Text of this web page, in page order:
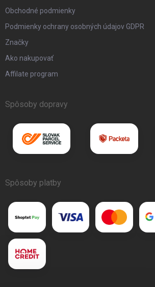
Obchodné podmienky
Podmienky ochrany osobných údajov GDPR
Značky
Ako nakupovať
Affilate program
Spôsoby dopravy
Spôsoby platby